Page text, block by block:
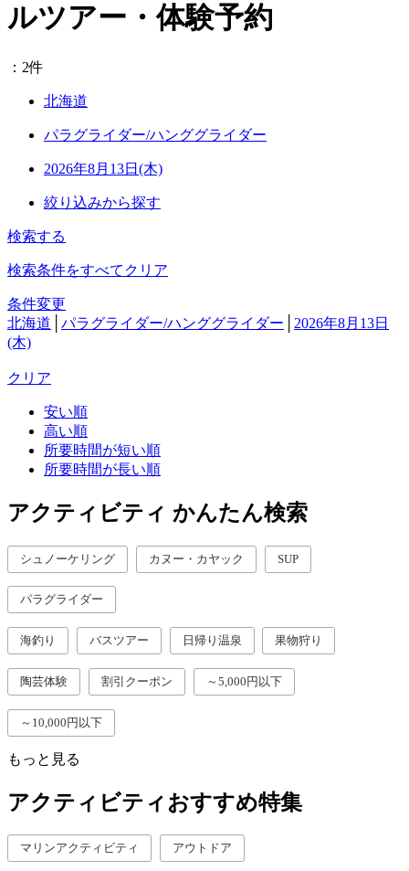
ルツアー・体験予約
：2件
北海道
パラグライダー/ハンググライダー
2026年8月13日(木)
絞り込みから探す
検索する
検索条件をすべてクリア
条件変更
北海道
パラグライダー/ハンググライダー
2026年8月13日
(木)
クリア
安い順
高い順
所要時間が短い順
所要時間が長い順
アクティビティ かんたん検索
シュノーケリング カヌー・カヤック SUP
パラグライダー
海釣り バスツアー 日帰り温泉 果物狩り
陶芸体験 割引クーポン ～5,000円以下
～10,000円以下
もっと見る
アクティビティおすすめ特集
マリンアクティビティ アウトドア